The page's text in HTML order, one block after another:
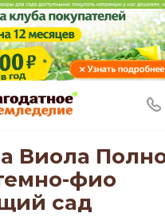
Виола
фио
сад